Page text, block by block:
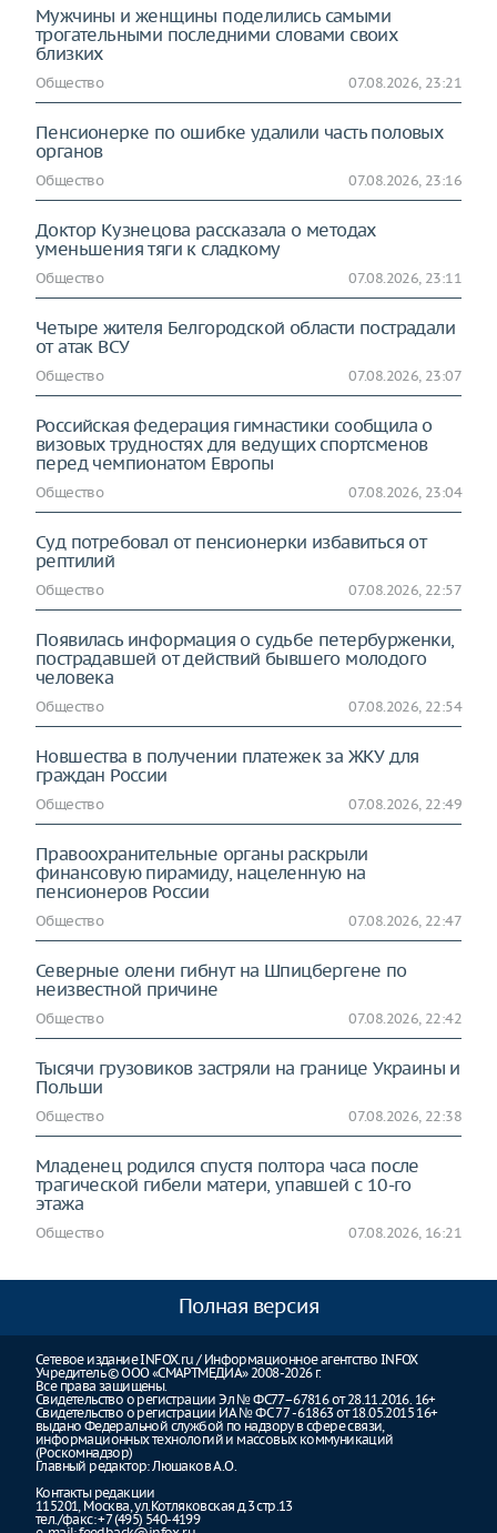
Мужчины и женщины поделились самыми
трогательными последними словами своих
близких
Общество 07.08.2026, 23:21
Пенсионерке по ошибке удалили часть половых
органов
Общество 07.08.2026, 23:16
Доктор Кузнецова рассказала о методах
уменьшения тяги к сладкому
Общество 07.08.2026, 23:11
Четыре жителя Белгородской области пострадали
от атак ВСУ
Общество 07.08.2026, 23:07
Российская федерация гимнастики сообщила о
визовых трудностях для ведущих спортсменов
перед чемпионатом Европы
Общество 07.08.2026, 23:04
Суд потребовал от пенсионерки избавиться от
рептилий
Общество 07.08.2026, 22:57
Появилась информация о судьбе петербурженки,
пострадавшей от действий бывшего молодого
человека
Общество 07.08.2026, 22:54
Новшества в получении платежек за ЖКУ для
граждан России
Общество 07.08.2026, 22:49
Правоохранительные органы раскрыли
финансовую пирамиду, нацеленную на
пенсионеров России
Общество 07.08.2026, 22:47
Северные олени гибнут на Шпицбергене по
неизвестной причине
Общество 07.08.2026, 22:42
Тысячи грузовиков застряли на границе Украины и
Польши
Общество 07.08.2026, 22:38
Младенец родился спустя полтора часа после
трагической гибели матери, упавшей с 10-го
этажа
Общество 07.08.2026, 16:21
Полная версия
Сетевое издание INFOX.ru / Информационное агентство INFOX
Учредитель © ООО «СМАРТМЕДИА» 2008-2026 г.
Все права защищены.
Свидетельство о регистрации Эл № ФС77–67816 от 28.11.2016. 16+
Свидетельство о регистрации ИА № ФС 77 - 61863 от 18.05.2015 16+
выдано Федеральной службой по надзору в сфере связи,
информационных технологий и массовых коммуникаций
(Роскомнадзор)
Главный редактор: Люшаков А.О.
Контакты редакции
115201, Москва, ул.Котляковская д.3 стр.13
тел./факс: +7 (495) 540-4199